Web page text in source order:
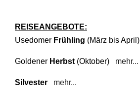
REISEANGEBOTE:
Usedomer Frühling (März bis April)
Goldener Herbst (Oktober) mehr...
Silvester mehr...